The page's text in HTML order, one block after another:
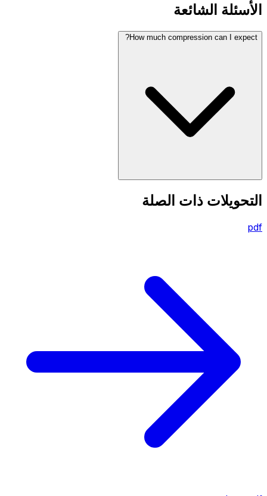
الأسئلة الشائعة
How much compression can I expect?
التحويلات ذات الصلة
pdf